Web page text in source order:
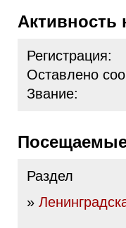
Регистрация:
Оставлено
Звание:
Раздел
»